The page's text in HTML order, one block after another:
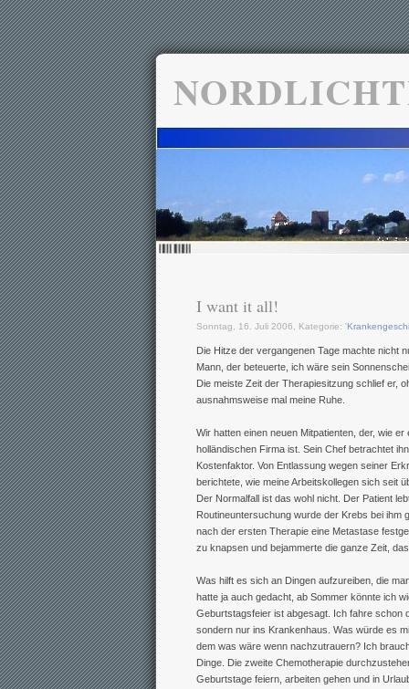
I want it all!
Sonntag, 16. Juli 2006, Kategorie: '
Die Hitze der vergangenen Tage machte nicht
Mann, der beteuerte, ich wäre sein
Die meiste Zeit der Therapiesitzung schlief er,
ausnahmsweise mal meine Ruhe.
Wir hatten einen neuen Mitpatienten, der, wie
holländischen Firma ist. Sein Chef betrachtet
Kostenfaktor. Von Entlassung wegen seiner
berichtete, wie meine Arbeitskollegen sich seit
Der Normalfall ist das wohl nicht. Der Patient
Routineuntersuchung wurde der Krebs bei ihm
nach der ersten Therapie eine Metastase
zu knapsen und bejammerte die ganze Zeit,
Was hilft es sich an Dingen aufzureiben, die
hatte ja auch gedacht, ab Sommer könnte ich
Geburtstagsfeier ist abgesagt. Ich fahre schon
sondern nur ins Krankenhaus. Was würde es
dem was wäre wenn nachzutrauern? Ich
Dinge. Die zweite Chemotherapie
Geburtstage feiern, arbeiten gehen und in